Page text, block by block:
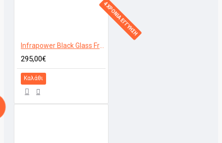
4 ΧΡΟΝΙΑ ΕΓΓΥΗΣΗ
Infrapower Black Glass Frameless 600W
295,00€
Καλάθι